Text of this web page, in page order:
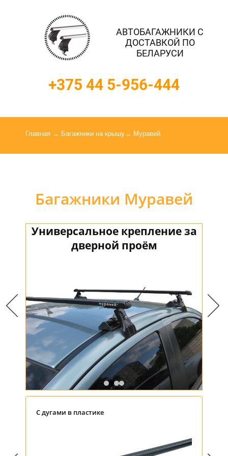
АВТОБАГАЖНИКИ С
ДОСТАВКОЙ ПО
БЕЛАРУСИ
+375 44 5-956-444
Главная → Багажники на крышу→ Муравей
Багажники Муравей
Универсальное крепление за
дверной проём
С дугами в пластике